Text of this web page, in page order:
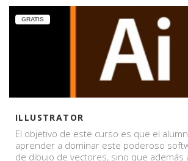
GRATIS
ILLUSTRATOR
El objetivo de este curso es que el
aprender a dominar este poderoso
de dibujo de vectores, sino que además